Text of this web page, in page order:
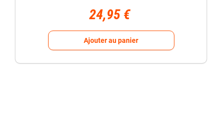
24,95 €
Ajouter au panier